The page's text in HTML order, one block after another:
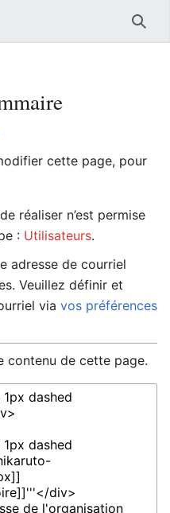
cette page, pour
réaliser n’est permise
: Utilisateurs.
adresse de courriel
Veuillez définir et
via vos préférences
contenu de cette page.